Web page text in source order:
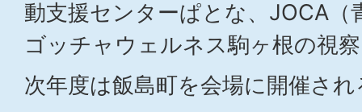
動支援センターぱとな、JOCA（
ゴッチャウェルネス駒ヶ根の視
次年度は飯島町を会場に開催さ